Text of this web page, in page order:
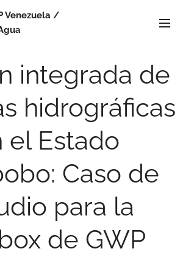
Venezuela /
integrada de
hidrográficas
el Estado
Caso de
para la
de GWP